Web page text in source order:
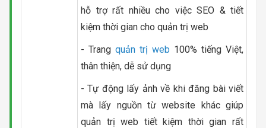
hỗ trợ rất nhiều cho việc SEO & tiết
kiệm thời gian cho quản trị web
- Trang quản trị web 100% tiếng Việt,
thân thiện, dễ sử dụng
- Tự động lấy ảnh về khi đăng bài viết
mà lấy nguồn từ website khác giúp
quản trị web tiết kiệm thời gian rất